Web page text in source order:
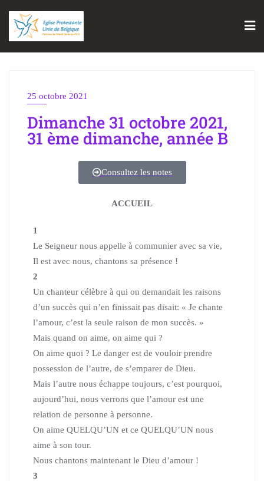
25 octobre 2021
Dimanche 31 octobre 2021,
31 ème dimanche, année B
Consultez les notes
ACCUEIL
1
Le Seigneur nous appelle à communier avec sa vie,
Il est avec nous, chantons sa présence !
2
Un chanteur célèbre à qui on demandait les raisons
d’un succès qui n’en finissait pas disait: « Je chante
l’amour, c’est la seule raison de mon succès. »
Mais quand on aime, on aime qui ?
On aime quoi ? Le danger est de vouloir prendre
possession de l’autre, de s’emparer de Dieu.
Mais l’autre nous échappe toujours, c’est pourquoi,
aujourd’hui, nous verrons que l’amour est une
relation de personne à personne.
On aime QUELQU’UN et ce QUELQU’UN nous
aime à son tour.
Nous chantons maintenant le Dieu d’amour !
3